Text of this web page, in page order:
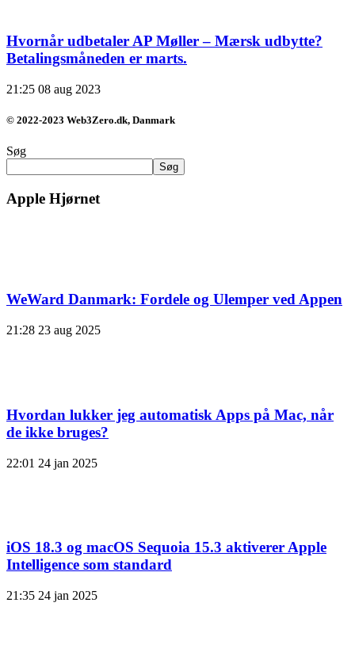
Hvornår udbetaler AP Møller – Mærsk udbytte?
Betalingsmåneden er marts.
21:25 08 aug 2023
© 2022-2023 Web3Zero.dk, Danmark
Søg
Søg
Apple Hjørnet
WeWard Danmark: Fordele og Ulemper ved Appen
21:28 23 aug 2025
Hvordan lukker jeg automatisk Apps på Mac, når
de ikke bruges?
22:01 24 jan 2025
iOS 18.3 og macOS Sequoia 15.3 aktiverer Apple
Intelligence som standard
21:35 24 jan 2025